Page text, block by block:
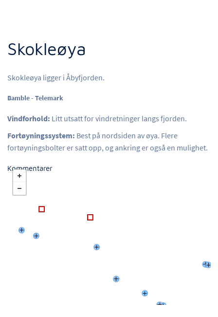
Skokleøya
Skokleøya ligger i Åbyfjorden.
Bamble - Telemark
Vindforhold: Litt utsatt for vindretninger langs fjorden.
Fortøyningssystem: Best på nordsiden av øya. Flere
fortøyningsbolter er satt opp, og ankring er også en mulighet.
Kommentarer